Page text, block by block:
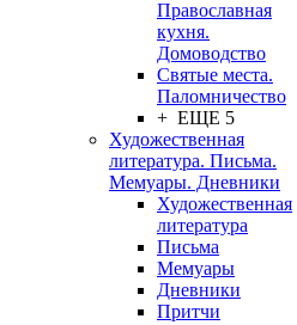
Православная
кухня.
Домоводство
Святые места.
Паломничество
+ ЕЩЕ 5
Художественная
литература. Письма.
Мемуары. Дневники
Художественная
литература
Письма
Мемуары
Дневники
Притчи